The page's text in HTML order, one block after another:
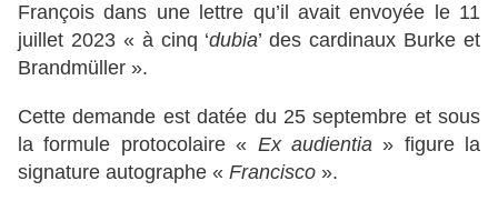
François dans une lettre qu’il avait envoyée le 11
juillet 2023 « à cinq ‘dubia’ des cardinaux Burke et
Brandmüller ».
Cette demande est datée du 25 septembre et sous
la formule protocolaire « Ex audientia» figure la
signature autographe « Francisco ».